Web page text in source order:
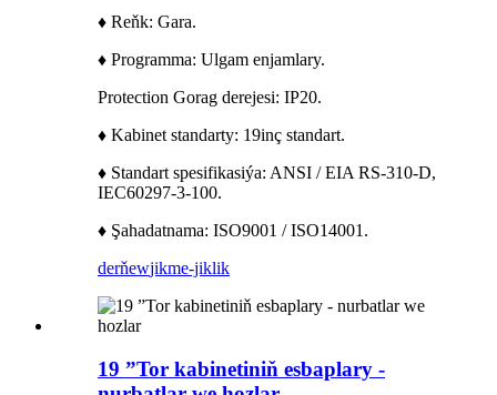
♦ Reňk: Gara.
♦ Programma: Ulgam enjamlary.
Protection Gorag derejesi: IP20.
♦ Kabinet standarty: 19inç standart.
♦ Standart spesifikasiýa: ANSI / EIA RS-310-D,
IEC60297-3-100.
♦ Şahadatnama: ISO9001 / ISO14001.
derňewjikme-jiklik
19 ”Tor kabinetiniň esbaplary -